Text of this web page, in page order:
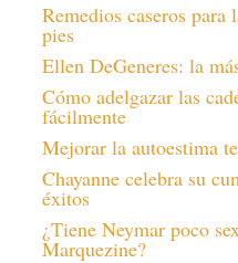
Remedios caseros
pies
Ellen DeGeneres: la
Cómo adelgazar las
fácilmente
Mejorar la autoestima
Chayanne celebra su
éxitos
¿Tiene Neymar poco
Marquezine?